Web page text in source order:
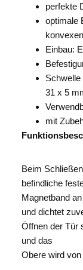
perfekte
optimale
Einbau:
31 x 5
mit
Beim
befindliche
Magnetband an
und dichtet
Öffnen der Tür
und das
Obere wird